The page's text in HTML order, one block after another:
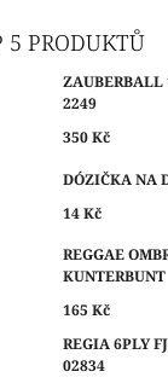
5 PRODUKTŮ
ZAUBERBALL
2249
350 Kč
DÓZIČKA NA
14 Kč
REGGAE
KUNTERBUNT
165 Kč
REGIA 6PLY
02834